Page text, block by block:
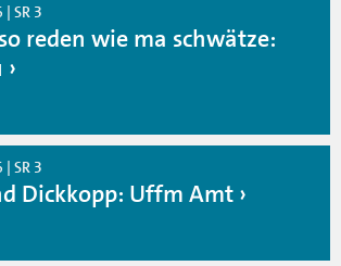
SR 3
reden wie ma schwätze:
SR 3
Dickkopp: Uffm Amt